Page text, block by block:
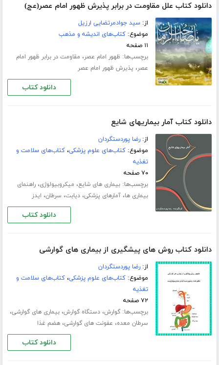
دانلود کتاب علل مقاومت در برابر پذیرش ظهور امام عصر(عج)
از:سید جوادمرتضایی ارزیل
موضوع:کتاب‌های اندیشه و مذهب
۱۱ صفحه
برچسب‌ها: ظهور امام عصر، مقاومت در برابر ظهور امام
عصر، پذیرش ظهور امام عصر
دانلود کتاب
دانلود کتاب آمار بیماریهای شایع
از:رضا پوردستگردان
موضوع:کتاب‌های علوم پزشکی،کتاب‌های سلامت و
تغذیه
۷۰ صفحه
برچسب‌ها:بیماری های شایع، میکروبیولوژی،راهنمای
بیماری ها،آمارهای پزشکی،دیابت، سرطان، ایدز
دانلود کتاب
دانلود کتاب روش های پیشگیری از بیماری های گوارشی
از:رضا پوردستگردان
موضوع:کتاب‌های علوم پزشکی،کتاب‌های سلامت و
تغذیه
۷۲ صفحه
برچسب‌ها:گوارش،دستگاه گوارش،بیماری های گوارشی،
سرطان معده، عفونت های گوارشی،هضم غذا
دانلود کتاب